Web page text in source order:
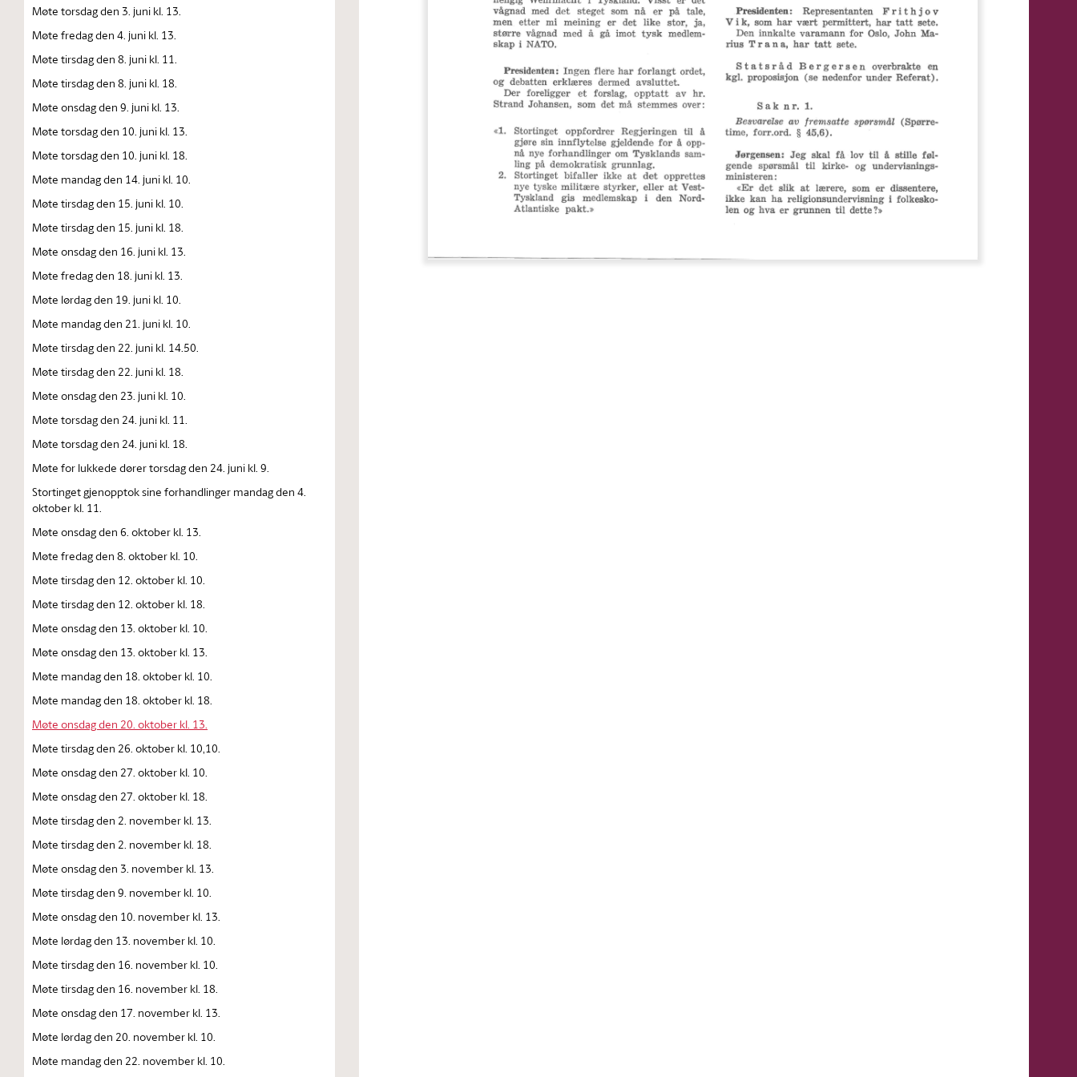
Møte torsdag den 3. juni kl. 13.
Møte fredag den 4. juni kl. 13.
Møte tirsdag den 8. juni kl. 11.
Møte tirsdag den 8. juni kl. 18.
Møte onsdag den 9. juni kl. 13.
Møte torsdag den 10. juni kl. 13.
Møte torsdag den 10. juni kl. 18.
Møte mandag den 14. juni kl. 10.
Møte tirsdag den 15. juni kl. 10.
Møte tirsdag den 15. juni kl. 18.
Møte onsdag den 16. juni kl. 13.
Møte fredag den 18. juni kl. 13.
Møte lørdag den 19. juni kl. 10.
Møte mandag den 21. juni kl. 10.
Møte tirsdag den 22. juni kl. 14.50.
Møte tirsdag den 22. juni kl. 18.
Møte onsdag den 23. juni kl. 10.
Møte torsdag den 24. juni kl. 11.
Møte torsdag den 24. juni kl. 18.
Møte for lukkede dører torsdag den 24. juni kl. 9.
Stortinget gjenopptok sine forhandlinger mandag den 4.
oktober kl. 11.
Møte onsdag den 6. oktober kl. 13.
Møte fredag den 8. oktober kl. 10.
Møte tirsdag den 12. oktober kl. 10.
Møte tirsdag den 12. oktober kl. 18.
Møte onsdag den 13. oktober kl. 10.
Møte onsdag den 13. oktober kl. 13.
Møte mandag den 18. oktober kl. 10.
Møte mandag den 18. oktober kl. 18.
Møte onsdag den 20. oktober kl. 13.
Møte tirsdag den 26. oktober kl. 10,10.
Møte onsdag den 27. oktober kl. 10.
Møte onsdag den 27. oktober kl. 18.
Møte tirsdag den 2. november kl. 13.
Møte tirsdag den 2. november kl. 18.
Møte onsdag den 3. november kl. 13.
Møte tirsdag den 9. november kl. 10.
Møte onsdag den 10. november kl. 13.
Møte lørdag den 13. november kl. 10.
Møte tirsdag den 16. november kl. 10.
Møte tirsdag den 16. november kl. 18.
Møte onsdag den 17. november kl. 13.
Møte lørdag den 20. november kl. 10.
Møte mandag den 22. november kl. 10.